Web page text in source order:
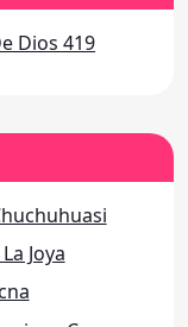
Dios 419
Joya